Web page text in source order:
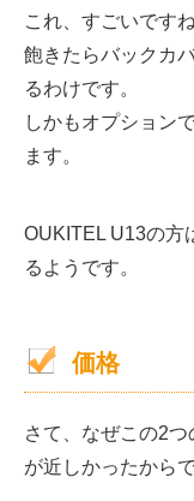
これ、すごいですね
飽きたらバックカ
るわけです。
しかもオプション
ます。
OUKITEL U13の方
るようです。
価格
さて、なぜこの2
が近しかったからで